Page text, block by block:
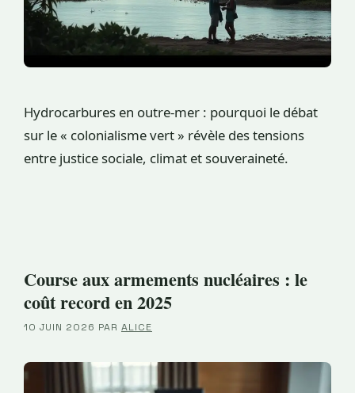
Hydrocarbures en outre-mer : pourquoi le débat
sur le « colonialisme vert » révèle des tensions
entre justice sociale, climat et souveraineté.
Course aux armements nucléaires : le
coût record en 2025
10 JUIN 2026 PAR ALICE